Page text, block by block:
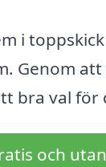
i
Genom
bra val för
och